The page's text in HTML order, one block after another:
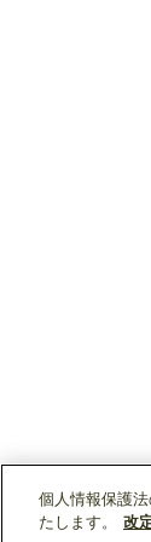
個人情報保護
たします。
改